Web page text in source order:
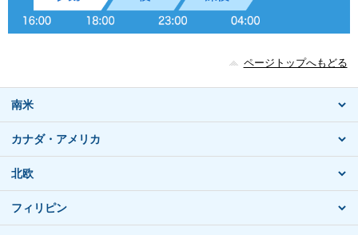
ページトップへもどる
南米
カナダ・アメリカ
北欧
フィリピン